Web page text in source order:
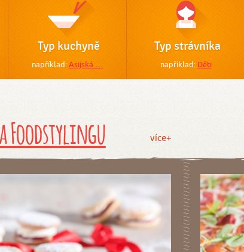
Typ kuchyně
například:Asijská …
Typ strávníka
například: Děti
Foodstylingu více+